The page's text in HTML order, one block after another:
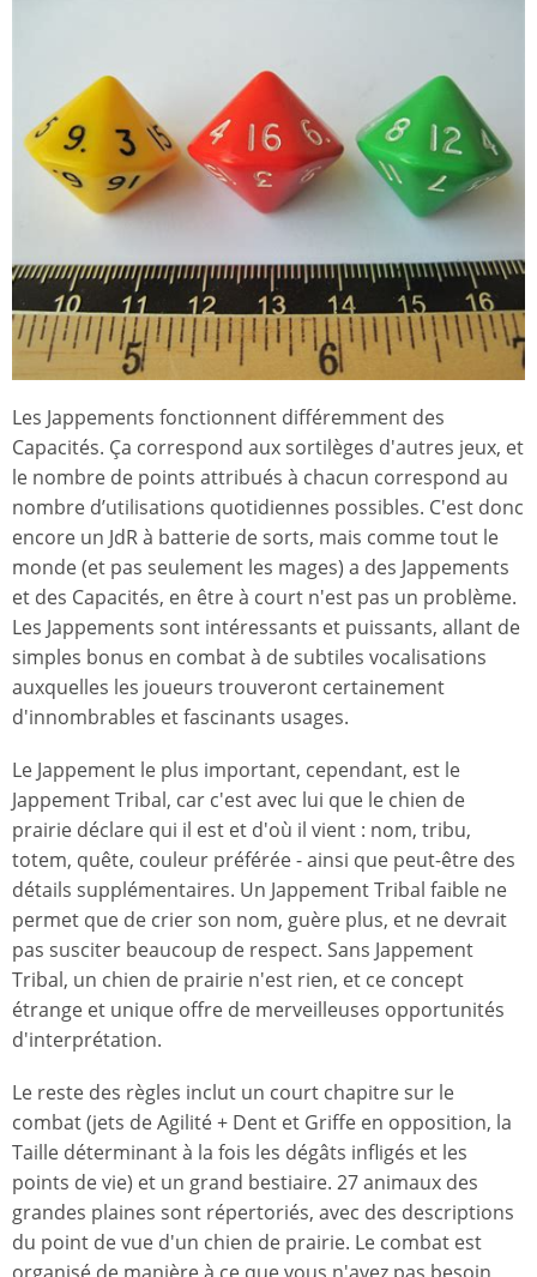
Les Jappements fonctionnent différemment des
Capacités. Ça correspond aux sortilèges d'autres jeux, et
le nombre de points attribués à chacun correspond au
nombre d’utilisations quotidiennes possibles. C'est donc
encore un JdR à batterie de sorts, mais comme tout le
monde (et pas seulement les mages) a des Jappements
et des Capacités, en être à court n'est pas un problème.
Les Jappements sont intéressants et puissants, allant de
simples bonus en combat à de subtiles vocalisations
auxquelles les joueurs trouveront certainement
d'innombrables et fascinants usages.
Le Jappement le plus important, cependant, est le
Jappement Tribal, car c'est avec lui que le chien de
prairie déclare qui il est et d'où il vient : nom, tribu,
totem, quête, couleur préférée - ainsi que peut-être des
détails supplémentaires. Un Jappement Tribal faible ne
permet que de crier son nom, guère plus, et ne devrait
pas susciter beaucoup de respect. Sans Jappement
Tribal, un chien de prairie n'est rien, et ce concept
étrange et unique offre de merveilleuses opportunités
d'interprétation.
Le reste des règles inclut un court chapitre sur le
combat (jets de Agilité + Dent et Griffe en opposition, la
Taille déterminant à la fois les dégâts infligés et les
points de vie) et un grand bestiaire. 27 animaux des
grandes plaines sont répertoriés, avec des descriptions
du point de vue d'un chien de prairie. Le combat est